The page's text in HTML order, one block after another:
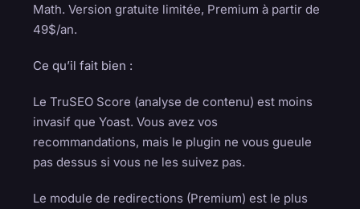
Math. Version gratuite limitée, Premium à partir de
49$/an.
Ce qu’il fait bien :
Le TruSEO Score (analyse de contenu) est moins
invasif que Yoast. Vous avez vos
recommandations, mais le plugin ne vous gueule
pas dessus si vous ne les suivez pas.
Le module de redirections (Premium) est le plus